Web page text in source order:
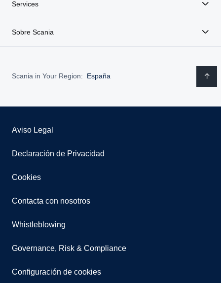
Services
Sobre Scania
Scania in Your Region: España
Aviso Legal
Declaración de Privacidad
Cookies
Contacta con nosotros
Whistleblowing
Governance, Risk & Compliance
Configuración de cookies